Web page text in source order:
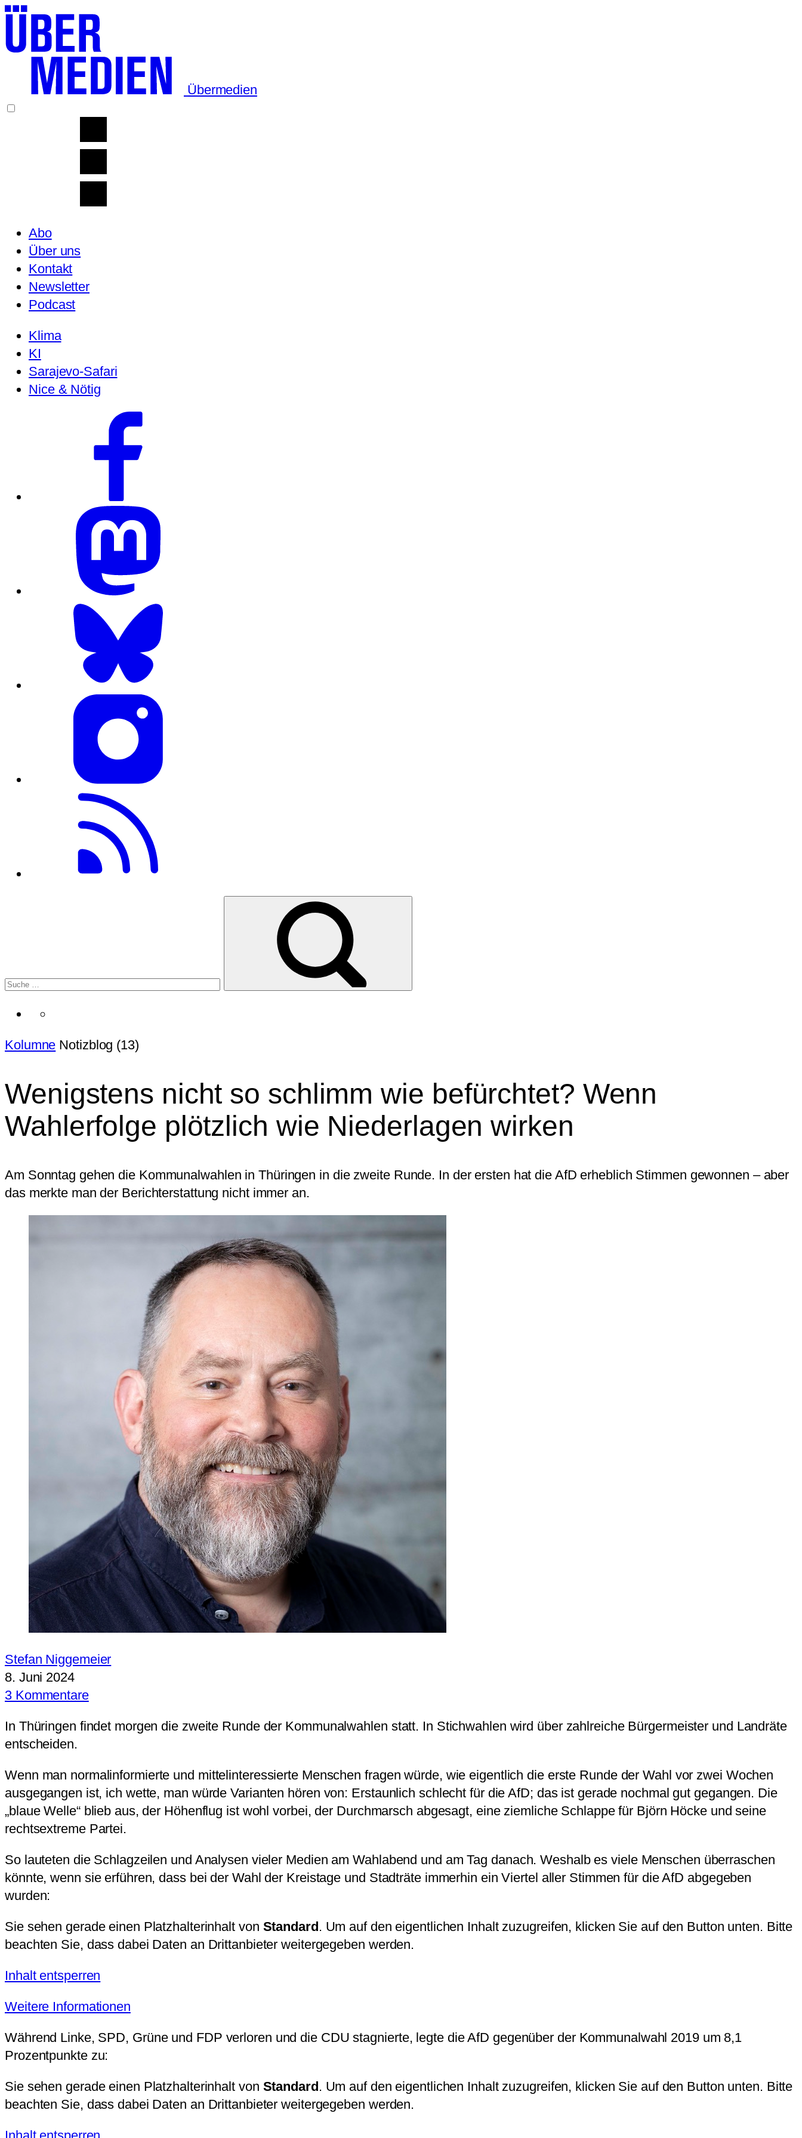
Übermedien
Abo
Über uns
Kontakt
Newsletter
Podcast
Klima
KI
Sarajevo-Safari
Nice & Nötig
Kolumne Notizblog (13)
Wenigstens nicht so schlimm wie befürchtet? Wenn
Wahlerfolge plötzlich wie Niederlagen wirken
Am Sonntag gehen die Kommunalwahlen in Thüringen in die zweite Runde. In der ersten hat die AfD erheblich Stimmen gewonnen – aber
das merkte man der Berichterstattung nicht immer an.
Stefan Niggemeier
8. Juni 2024
3 Kommentare
In Thüringen findet morgen die zweite Runde der Kommunalwahlen statt. In Stichwahlen wird über zahlreiche Bürgermeister und Landräte
entscheiden.
Wenn man normalinformierte und mittelinteressierte Menschen fragen würde, wie eigentlich die erste Runde der Wahl vor zwei Wochen
ausgegangen ist, ich wette, man würde Varianten hören von: Erstaunlich schlecht für die AfD; das ist gerade nochmal gut gegangen. Die
„blaue Welle“ blieb aus, der Höhenflug ist wohl vorbei, der Durchmarsch abgesagt, eine ziemliche Schlappe für Björn Höcke und seine
rechtsextreme Partei.
So lauteten die Schlagzeilen und Analysen vieler Medien am Wahlabend und am Tag danach. Weshalb es viele Menschen überraschen
könnte, wenn sie erführen, dass bei der Wahl der Kreistage und Stadträte immerhin ein Viertel aller Stimmen für die AfD abgegeben
wurden:
Sie sehen gerade einen Platzhalterinhalt von Standard. Um auf den eigentlichen Inhalt zuzugreifen, klicken Sie auf den Button unten. Bitte
beachten Sie, dass dabei Daten an Drittanbieter weitergegeben werden.
Inhalt entsperren
Weitere Informationen
Während Linke, SPD, Grüne und FDP verloren und die CDU stagnierte, legte die AfD gegenüber der Kommunalwahl 2019 um 8,1
Prozentpunkte zu:
Sie sehen gerade einen Platzhalterinhalt von Standard. Um auf den eigentlichen Inhalt zuzugreifen, klicken Sie auf den Button unten. Bitte
beachten Sie, dass dabei Daten an Drittanbieter weitergegeben werden.